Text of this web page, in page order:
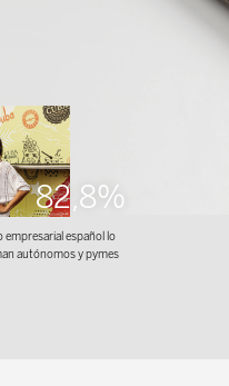
82,8%
empresarial español lo
autónomos y pymes